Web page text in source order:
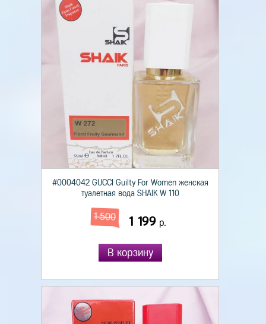
#0004042 GUCCI Guilty For Women женская
туалетная вода SHAIK W 110
1 500 1 199 р.
В корзину